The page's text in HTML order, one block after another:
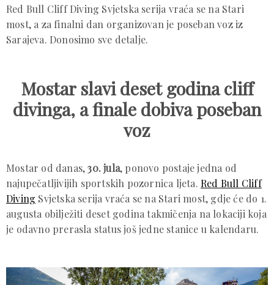
Red Bull Cliff Diving Svjetska serija vraća se na Stari
most, a za finalni dan organizovan je poseban voz iz
Sarajeva. Donosimo sve detalje.
Mostar slavi deset godina cliff
divinga, a finale dobiva poseban
voz
Mostar od danas,30. jula, ponovo postaje jedna od
najupečatljivijih sportskih pozornica ljeta. Red Bull Cliff
Diving Svjetska serija vraća se na Stari most, gdje će do 1.
augusta obilježiti deset godina takmičenja na lokaciji koja
je odavno prerasla status još jedne stanice u kalendaru.